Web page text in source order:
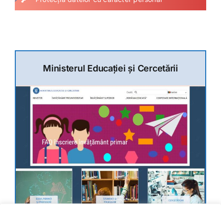
Ministerul Educației și Cercetării